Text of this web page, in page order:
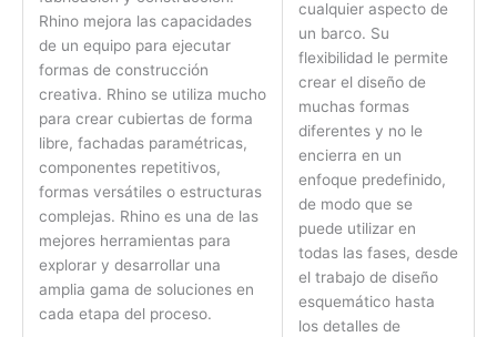
Rhino mejora las capacidades
de un equipo para ejecutar
formas de construcción
creativa. Rhino se utiliza mucho
para crear cubiertas de forma
libre, fachadas paramétricas,
componentes repetitivos,
formas versátiles o estructuras
complejas. Rhino es una de las
mejores herramientas para
explorar y desarrollar una
amplia gama de soluciones en
cada etapa del proceso.
cualquier aspecto de
un barco. Su
flexibilidad le permite
crear el diseño de
muchas formas
diferentes y no le
encierra en un
enfoque predefinido,
de modo que se
puede utilizar en
todas las fases, desde
el trabajo de diseño
esquemático hasta
los detalles de